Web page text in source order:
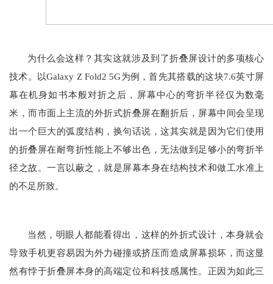
为什么会这样？其实这就涉及到了折叠屏设计的多项核心
技术。以Galaxy Z Fold2 5G为例，首先其搭载的这块7.6英寸屏
幕在机身如书本般对折之后，屏幕中心的弯折半径仅为数毫
米，而市面上主流的外折式折叠屏在翻折后，屏幕中间会呈现
出一个巨大的弧度结构，换句话说，这其实就是因为它们使用
的折叠屏在耐弯折性能上不够出色，无法做到足够小的弯折半
径之故。一言以蔽之，就是屏幕本身在结构技术和做工水准上
的不足所致。
当然，明眼人都能看得出，这样的外折式设计，本身就会
导致手机更容易因为外力碰撞或挤压而造成屏幕损坏，而这显
然有悖于折叠屏本身的高端定位和科技感属性。正因为如此三